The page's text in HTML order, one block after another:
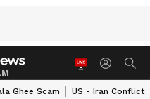
Ghee Scam US - Iran Conflict